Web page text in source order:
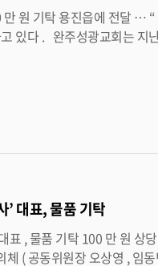
200 만 원을 기탁했다 .
담임목사는 “ 모두가 어려운 경기 속에서도 나보다 더 어려운
정성이 소외된 이웃들에게 위로가 되길 바란다 ” 고 메시지
용될 계획이다 . <담당부서 용진읍 290-3489>
’ 대표, 물품 기탁
기부했다 .